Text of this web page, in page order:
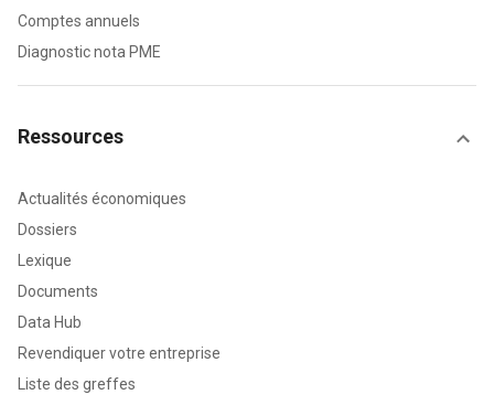
Comptes annuels
Diagnostic nota PME
Ressources
Actualités économiques
Dossiers
Lexique
Documents
Data Hub
Revendiquer votre entreprise
Liste des greffes